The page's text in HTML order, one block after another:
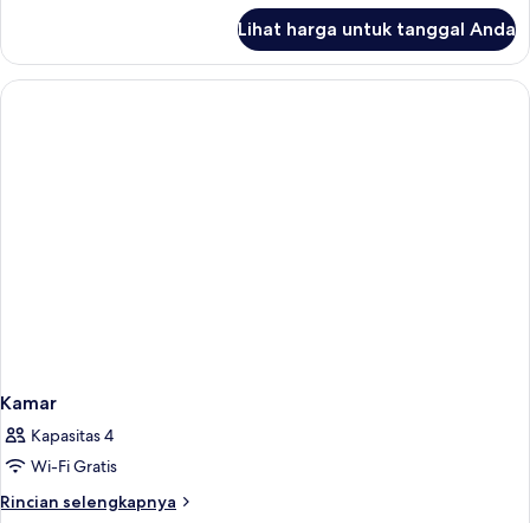
Kamar
Lihat harga untuk tanggal Anda
Kamar
Kapasitas 4
Wi-Fi Gratis
Rincian selengkapnya
Rincian